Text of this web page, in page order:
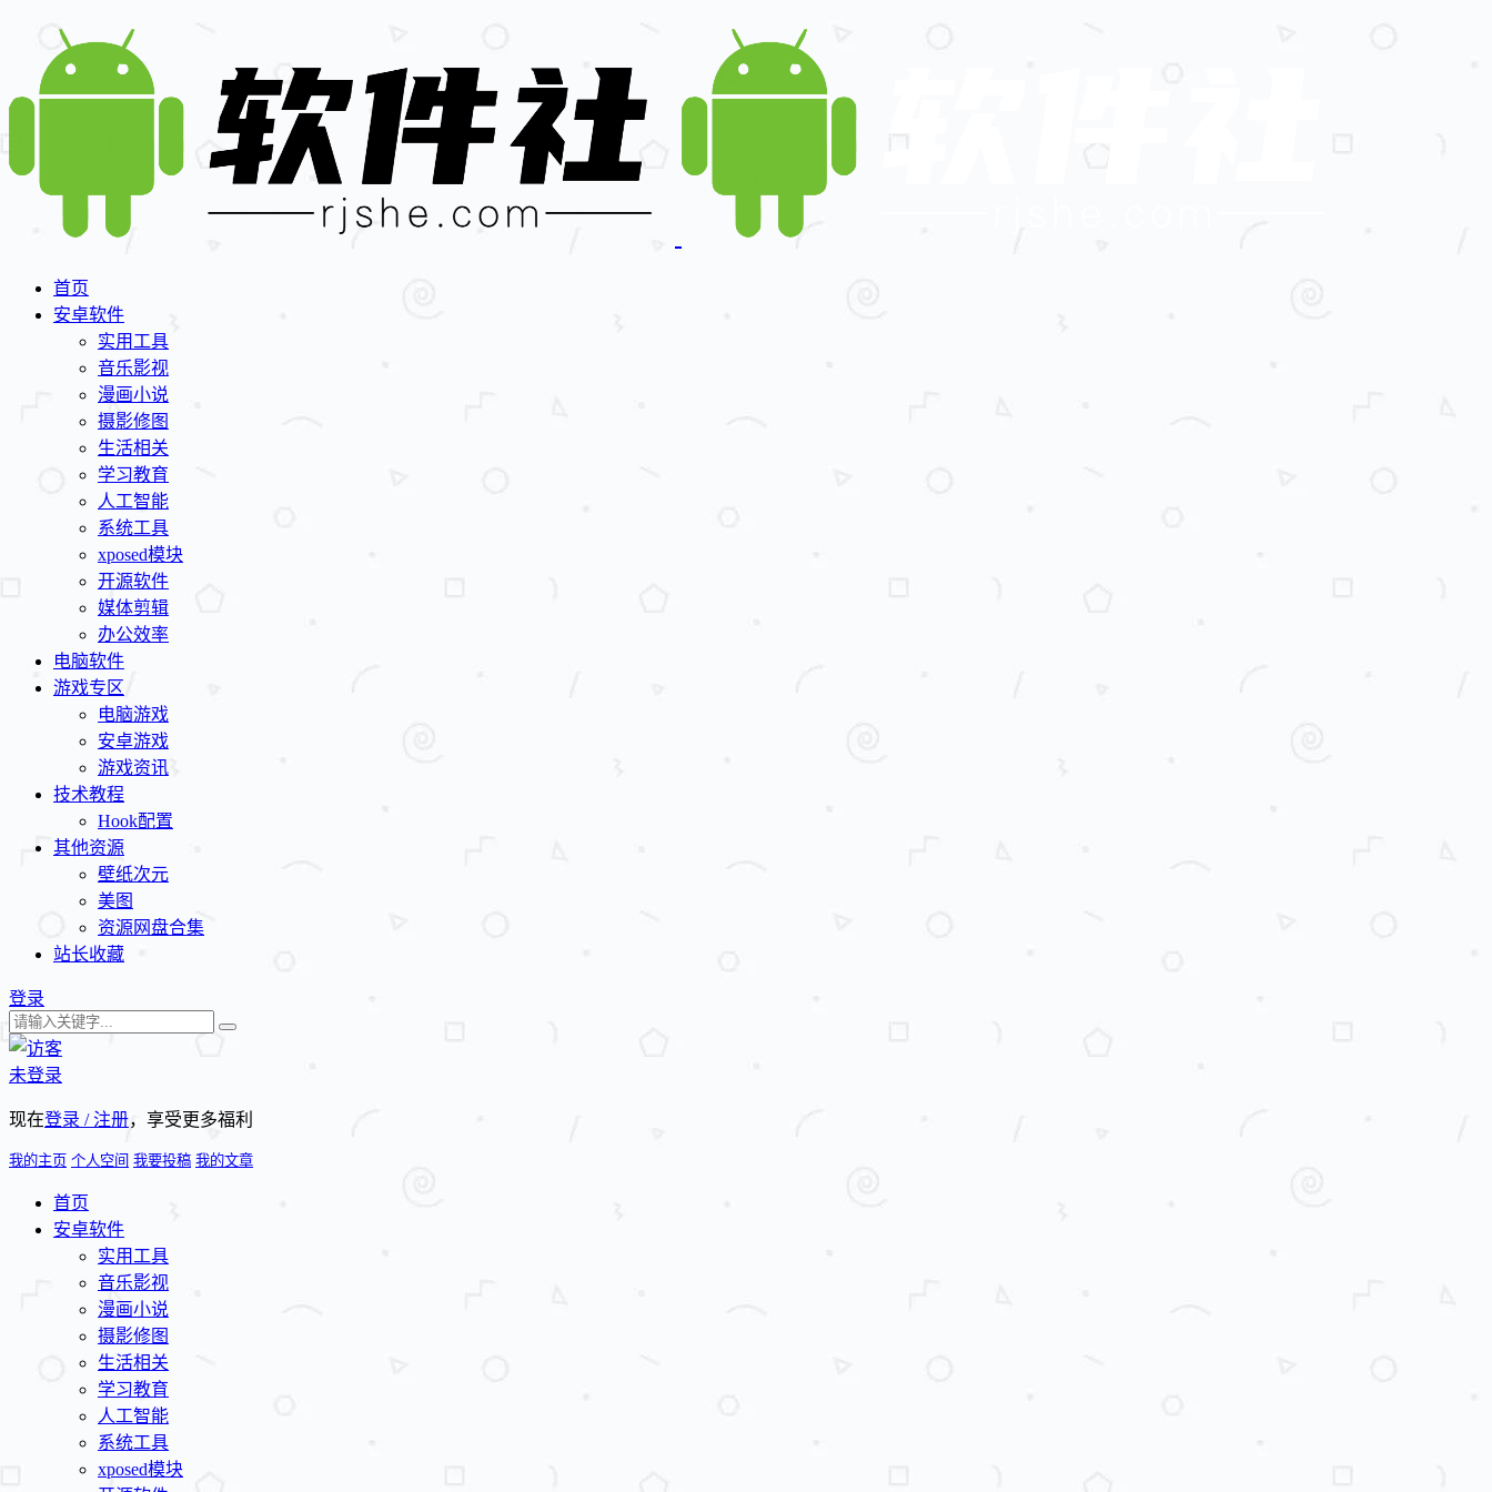
首页
安卓软件
实用工具
音乐影视
漫画小说
摄影修图
生活相关
学习教育
人工智能
系统工具
xposed模块
开源软件
媒体剪辑
办公效率
电脑软件
游戏专区
电脑游戏
安卓游戏
游戏资讯
技术教程
Hook配置
其他资源
壁纸次元
美图
资源网盘合集
站长收藏
登录
未登录
现在登录 / 注册，享受更多福利
我的主页 个人空间 我要投稿 我的文章
首页
安卓软件
实用工具
音乐影视
漫画小说
摄影修图
生活相关
学习教育
人工智能
系统工具
xposed模块